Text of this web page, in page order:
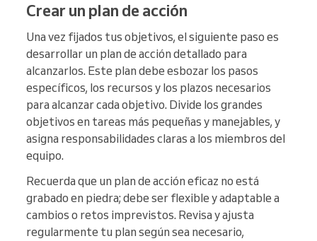
Crear un plan de acción
Una vez fijados tus objetivos, el siguiente paso es
desarrollar un plan de acción detallado para
alcanzarlos. Este plan debe esbozar los pasos
específicos, los recursos y los plazos necesarios
para alcanzar cada objetivo. Divide los grandes
objetivos en tareas más pequeñas y manejables, y
asigna responsabilidades claras a los miembros del
equipo.
Recuerda que un plan de acción eficaz no está
grabado en piedra; debe ser flexible y adaptable a
cambios o retos imprevistos. Revisa y ajusta
regularmente tu plan según sea necesario,